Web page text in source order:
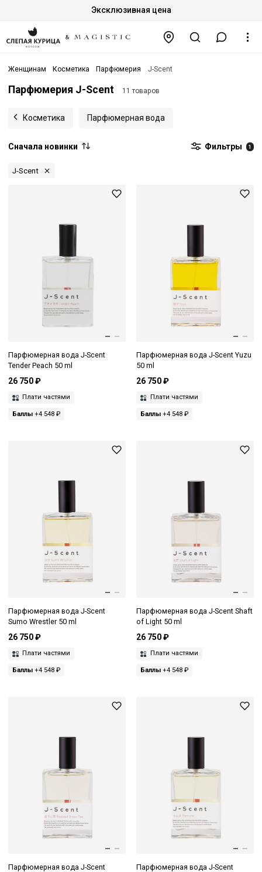
Эксклюзивная цена
Женщинам Косметика Парфюмерия J-Scent
Парфюмерия J-Scent 11 товаров
Косметика Парфюмерная вода
Сначала новинки Фильтры 1
J-Scent
Парфюмерная вода J-Scent
Tender Peach 50 ml
26 750 ₽
Плати частями
Баллы +4 548 ₽
Парфюмерная вода J-Scent Yuzu
50 ml
26 750 ₽
Плати частями
Баллы+4 548 ₽
Парфюмерная вода J-Scent
Sumo Wrestler 50 ml
26 750 ₽
Плати частями
Баллы +4 548 ₽
Парфюмерная вода J-Scent Shaft
of Light 50 ml
26 750 ₽
Плати частями
Баллы+4 548 ₽
Парфюмерная вода J-Scent
Парфюмерная вода J-Scent